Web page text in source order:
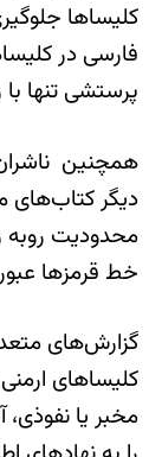
کلیساها
فارسی در
پرستشی تنها
همچنین
دیگر کتاب‌های
محدودیت روبه
خط قرمزها
گزارش‌های
کلیساهای
مخبر یا